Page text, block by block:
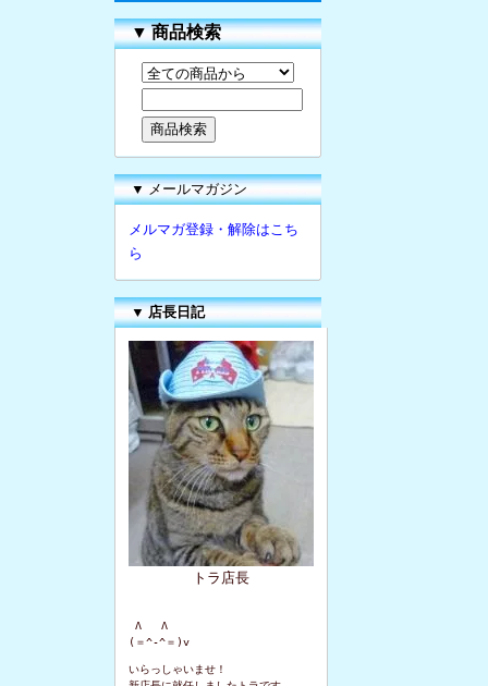
▼商品検索
▼ メールマガジン
メルマガ登録・解除はこち
ら
▼ 店長日記
トラ店長
Λ   Λ
(＝^-^＝)v
いらっしゃいませ！